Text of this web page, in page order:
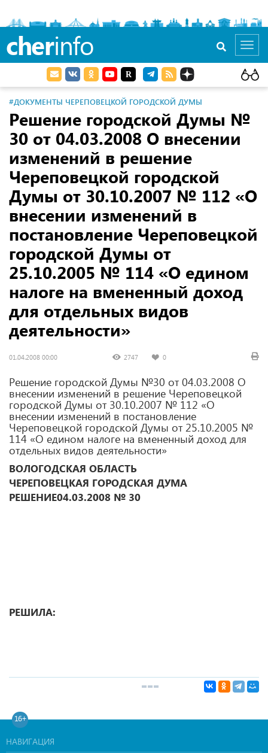
cherinfo
#ДОКУМЕНТЫ ЧЕРЕПОВЕЦКОЙ ГОРОДСКОЙ ДУМЫ
Решение городской Думы №
30 от 04.03.2008 О внесении
изменений в решение
Череповецкой городской
Думы от 30.10.2007 № 112 «О
внесении изменений в
постановление Череповецкой
городской Думы от
25.10.2005 № 114 «О едином
налоге на вмененный доход
для отдельных видов
деятельности»
01.04.2008 00:00 2747 0
Решение городской Думы №30 от 04.03.2008 О
внесении изменений в решение Череповецкой
городской Думы от 30.10.2007 № 112 «О
внесении изменений в постановление
Череповецкой городской Думы от 25.10.2005 №
114 «О едином налоге на вмененный доход для
отдельных видов деятельности»
ВОЛОГОДСКАЯ ОБЛАСТЬ
ЧЕРЕПОВЕЦКАЯ ГОРОДСКАЯ ДУМА
РЕШЕНИЕ04.03.2008 № 30
РЕШИЛА:
16+
НАВИГАЦИЯ